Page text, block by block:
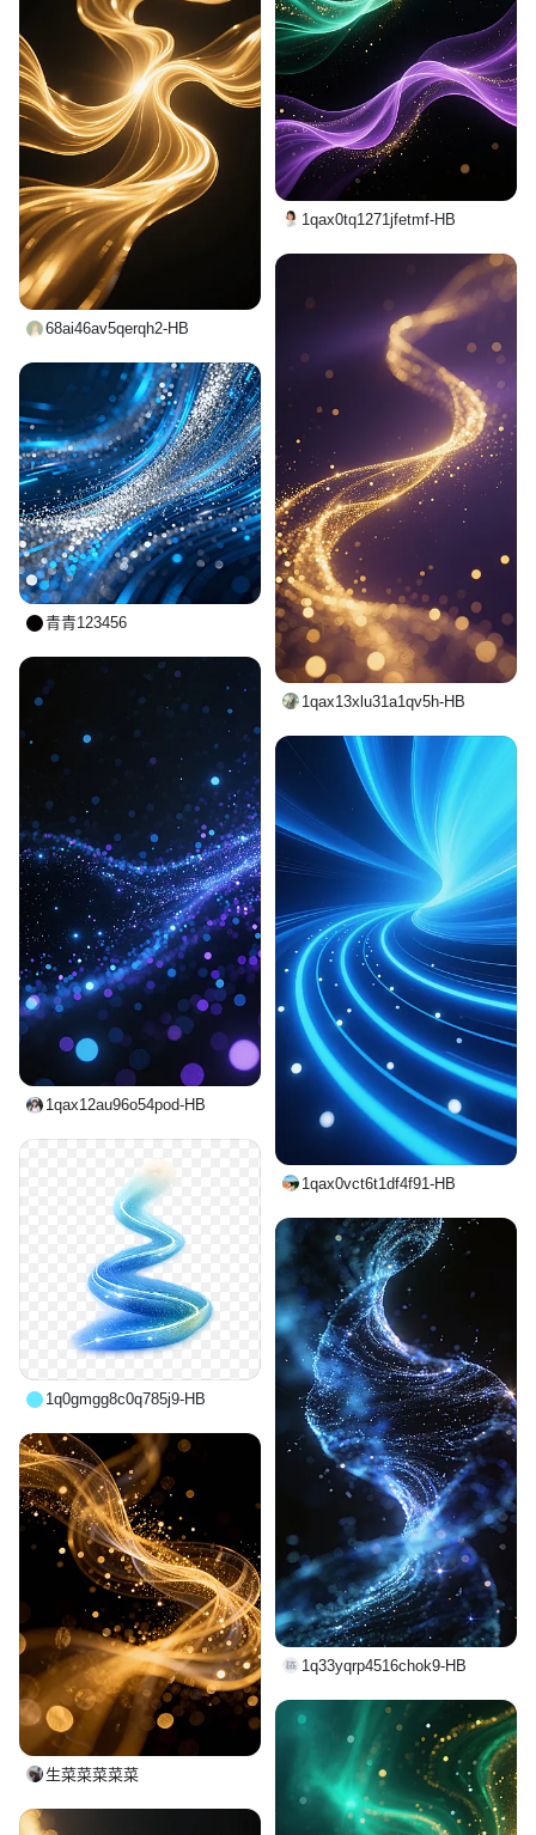
1qax0tq1271jfetmf-HB
68ai46av5qerqh2-HB
1qax13xlu31a1qv5h-HB
青青123456
1qax12au96o54pod-HB
1qax0vct6t1df4f91-HB
1q0gmgg8c0q785j9-HB
1q33yqrp4516chok9-HB
生菜菜菜菜菜